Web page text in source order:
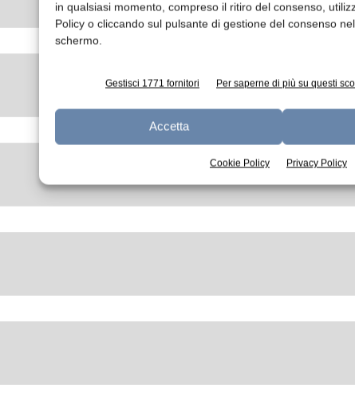
in qualsiasi momento, compreso il ritiro del consenso,
Policy o cliccando sul pulsante di gestione del consenso
schermo.
Gestisci 1771 fornitori Per saperne di più su questi
Accetta
Cookie Policy Privacy Policy